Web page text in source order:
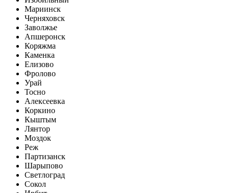
Мариинск
Черняховск
Заволжье
Апшеронск
Коряжма
Каменка
Елизово
Фролово
Урай
Тосно
Алексеевка
Коркино
Кыштым
Лянтор
Моздок
Реж
Партизанск
Шарыпово
Светлоград
Сокол